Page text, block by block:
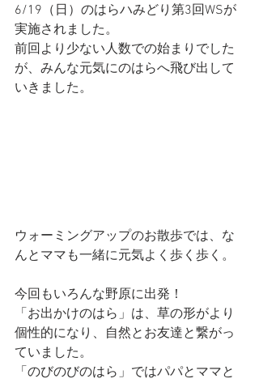
6/19（日）のはらハみどり第3回WSが
実施されました。
前回より少ない人数での始まりでした
が、みんな元気にのはらへ飛び出して
いきました。
ウォーミングアップのお散歩では、な
んとママも一緒に元気よく歩く歩く。
今回もいろんな野原に出発！
「お出かけのはら」は、草の形がより
個性的になり、自然とお友達と繋がっ
ていました。
「のびのびのはら」ではパパとママと